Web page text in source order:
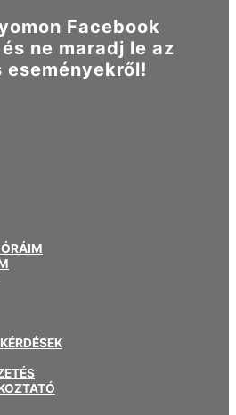
Facebook
ne maradj le az
eseményekről!